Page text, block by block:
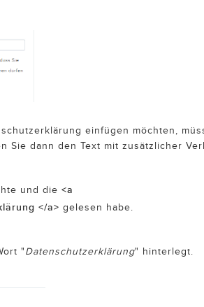
einfügen möchten,
Sie dann den Text mit zusätzlicher
und die <a
</a> gelesen habe.
"Datenschutzerklärung" hinterlegt.